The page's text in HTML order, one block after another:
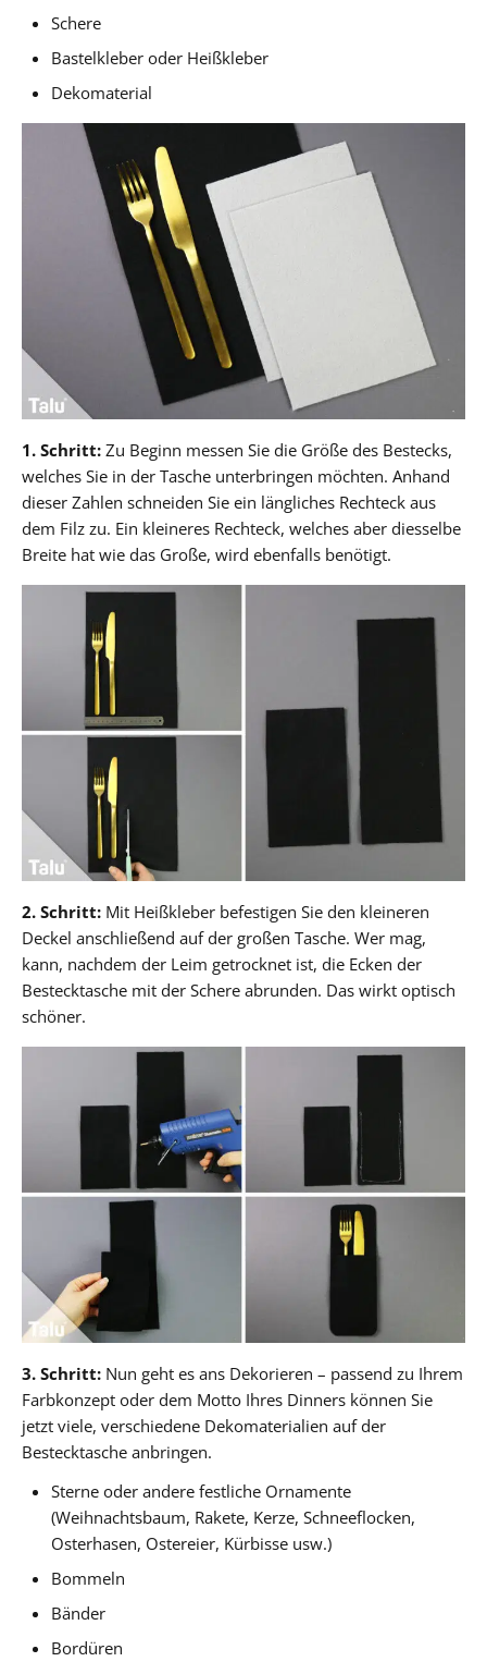
Schere
Bastelkleber oder Heißkleber
Dekomaterial
1. Schritt: Zu Beginn messen Sie die Größe des Bestecks,
welches Sie in der Tasche unterbringen möchten. Anhand
dieser Zahlen schneiden Sie ein längliches Rechteck aus
dem Filz zu. Ein kleineres Rechteck, welches aber diesselbe
Breite hat wie das Große, wird ebenfalls benötigt.
2. Schritt: Mit Heißkleber befestigen Sie den kleineren
Deckel anschließend auf der großen Tasche. Wer mag,
kann, nachdem der Leim getrocknet ist, die Ecken der
Bestecktasche mit der Schere abrunden. Das wirkt optisch
schöner.
3. Schritt: Nun geht es ans Dekorieren – passend zu Ihrem
Farbkonzept oder dem Motto Ihres Dinners können Sie
jetzt viele, verschiedene Dekomaterialien auf der
Bestecktasche anbringen.
Sterne oder andere festliche Ornamente
(Weihnachtsbaum, Rakete, Kerze, Schneeflocken,
Osterhasen, Ostereier, Kürbisse usw.)
Bommeln
Bänder
Bordüren